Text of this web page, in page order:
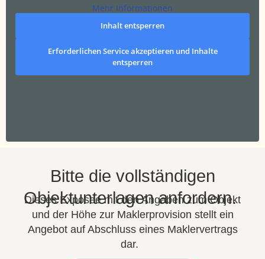
Mehr Informationen
Inhalt entsperren
Erforderlichen Service akzeptieren und Inhalte
entsperren
Bitte die vollständigen
Objektunterlagen anfordern.
Dieses Exposee mit den Angaben zum Objekt
und der Höhe zur Maklerprovision stellt ein
Angebot auf Abschluss eines Maklervertrags
dar.